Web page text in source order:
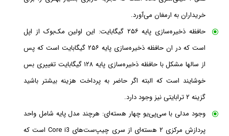
خریداران به ‌ارمغان می‌آورد.
حافظه ذخیره‌سازی پایه ۲۵۶ گیگابایت: این اولین مک‌بوک از اپل
است که در ان حافظه ذخیره‌سازی پایه ۲۵۶ گیگابایت است که پس
از سالها مشکل با حافظه ذخیره‌سازی پایه ۱۲۸ گیگابایت تغییری بس
خوشایند است که البته اگر حاضر به پرداخت هزینه بیشتر باشید
گزینه ۲ ترابایتی نیز وجود دارد.
وجود مدلی با سی‌پی‌یو چهار هسته‌ای: هرچند مدل پایه شامل واحد
پردازش مرکزی ۲ هسته‌ای از سری چیپ‌ست‌های Core i3 است که